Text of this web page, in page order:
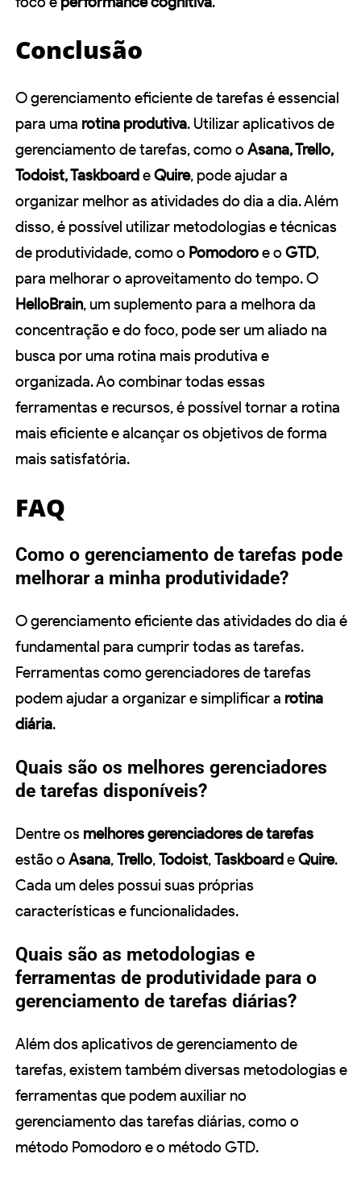
Conclusão
O gerenciamento eficiente de tarefas é essencial
para uma rotina produtiva. Utilizar aplicativos de
gerenciamento de tarefas, como o Asana, Trello,
Todoist, TaskboardeQuire, pode ajudar a
organizar melhor as atividades do dia a dia. Além
disso, é possível utilizar metodologias e técnicas
de produtividade, como o Pomodoroe o GTD,
para melhorar o aproveitamento do tempo. O
HelloBrain, um suplemento para a melhora da
concentração e do foco, pode ser um aliado na
busca por uma rotina mais produtiva e
organizada. Ao combinar todas essas
ferramentas e recursos, é possível tornar a rotina
mais eficiente e alcançar os objetivos de forma
mais satisfatória.
FAQ
Como o gerenciamento de tarefas pode
melhorar a minha produtividade?
O gerenciamento eficiente das atividades do dia é
fundamental para cumprir todas as tarefas.
Ferramentas como gerenciadores de tarefas
podem ajudar a organizar e simplificar a rotina
diária.
Quais são os melhores gerenciadores
de tarefas disponíveis?
Dentre os melhores gerenciadores de tarefas
estão o Asana,Trello,Todoist,TaskboardeQuire.
Cada um deles possui suas próprias
características e funcionalidades.
Quais são as metodologias e
ferramentas de produtividade para o
gerenciamento de tarefas diárias?
Além dos aplicativos de gerenciamento de
tarefas, existem também diversas metodologias e
ferramentas que podem auxiliar no
gerenciamento das tarefas diárias, como o
método Pomodoro e o método GTD.